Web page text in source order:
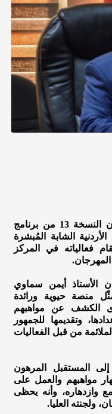
يطلقُ مهرجان جرش للثقافة والفنون النسخة 13 من برنامج
الشابة المُبشرة
فعالياته في المركز
الأستاذ أيمن سماوي
منصة حيوية ورائدة
الكشف عن مواهبهم
وتقديمها للجمهور
من قبل الفعاليات
المستقبل المرهون
مواهبهم والعمل على
وازدهاره، وأنه يحظى
ولجنته العليا.